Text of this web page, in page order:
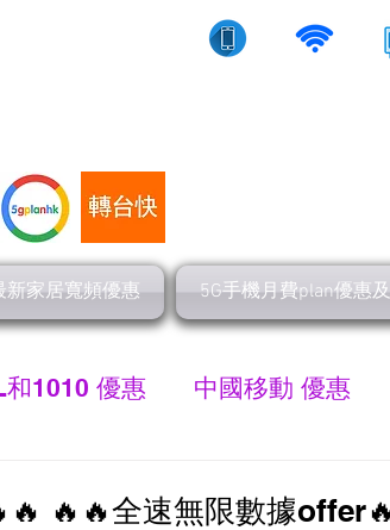
新家居寬頻優惠 5G手機月費plan優惠
和1010 優惠 中國移動 優惠
🔥🔥全速無限數據